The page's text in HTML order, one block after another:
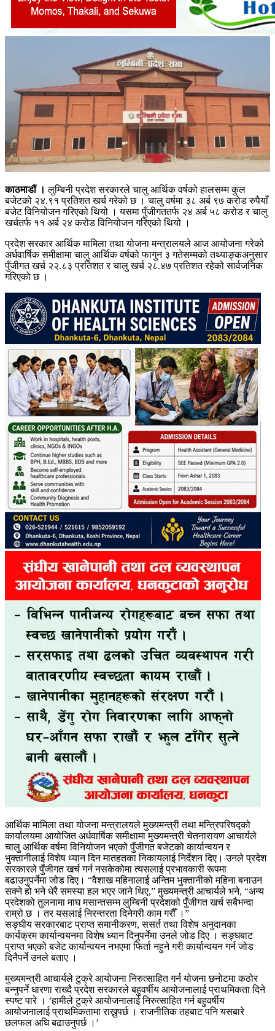
काठमाडौं । लुम्बिनी प्रदेश सरकारले चालु आर्थिक वर्षको हालसम्म कुल
बजेटको २४.९१ प्रतिशत खर्च गरेको छ । चालु वर्षमा ३८ अर्ब ९७ करोड रुपैयाँ
बजेट विनियोजन गरिएको थियो । यसमा पुँजीगततर्फ २४ अर्ब ५८ करोड र चालु
खर्चतर्फ ११ अर्ब २४ करोड विनियोजन गरिएको थियो ।
प्रदेश सरकार आर्थिक मामिला तथा योजना मन्त्रालयले आज आयोजना गरेको
अर्धवार्षिक समीक्षामा चालु आर्थिक वर्षको फागुन ३ गतेसम्मको तथ्याङ्कअनुसार
पुँजीगत खर्च २२.८३ प्रतिशत र चालु खर्च २८.४७ प्रतिशत रहेको सार्वजनिक
गरिएको छ ।
आर्थिक मामिला तथा योजना मन्त्रालयले मुख्यमन्त्री तथा मन्त्रिपरिषद्को
कार्यालयमा आयोजित अर्धवार्षिक समीक्षामा मुख्यमन्त्री चेतनारायण आचार्यले
चालु आर्थिक वर्षमा विनियोजन भएको पुँजीगत बजेटको कार्यान्वयन र
भुक्तानीलाई विशेष ध्यान दिन मातहतका निकायलाई निर्देशन दिए। उनले प्रदेश
सरकारले पुँजीगत खर्च गर्न नसकेकोमा त्यसलाई प्रभावकारी रूपमा
बढाउनुपर्नेमा जोड दिए। “वैशाख महिनालाई अन्तिम भुक्तानीको महिना बनाउन
सक्ने हो भने धेरै समस्या हल भएर जाने थिए,” मुख्यमन्त्री आचार्यले भने, “अन्य
प्रदेशको तुलनामा माघ मसान्तसम्म लुम्बिनी प्रदेशको पुँजीगत खर्च सबैभन्दा
राम्रो छ । तर यसलाई निरन्तरता दिनेगरी काम गरौँ ।”
सङ्घीय सरकारबाट प्राप्त समानीकरण, ससर्त तथा विशेष अनुदानका
कार्यक्रम कार्यान्वयनमा विशेष ध्यान दिनुपर्नेमा उनले जोड दिए । सङ्घबाट
प्राप्त भएको बजेट कार्यान्वयन नभएमा फिर्ता नहुने गरी कार्यान्वयन गर्न जोड
दिनैपर्ने उनले बताए ।
मुख्यमन्त्री आचार्यले टुक्रे आयोजना निरुत्साहित गर्न योजना छनोटमा कठोर
बन्नुपर्ने धारणा राख्दै प्रदेश सरकारले बहुवर्षीय आयोजनालाई प्राथमिकता दिने
स्पष्ट पारे । ‘हामीले टुक्रे आयोजनालाई निरुत्साहित गर्न बहुवर्षीय
आयोजनालाई प्राथमिकतामा राख्नुपर्छ । राजनीतिक तहबाट पनि यसबारे
छलफल अघि बढाउनुपर्छ ।’